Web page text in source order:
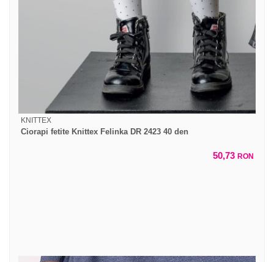
KNITTEX
Ciorapi fetite Knittex Felinka DR 2423 40 den
50,73 RON